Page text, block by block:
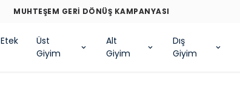
MUHTEŞEM GERİ DÖNÜŞ KAMPANYASI
Etek
Üst
Giyim
Alt
Giyim
Dış
Giyim